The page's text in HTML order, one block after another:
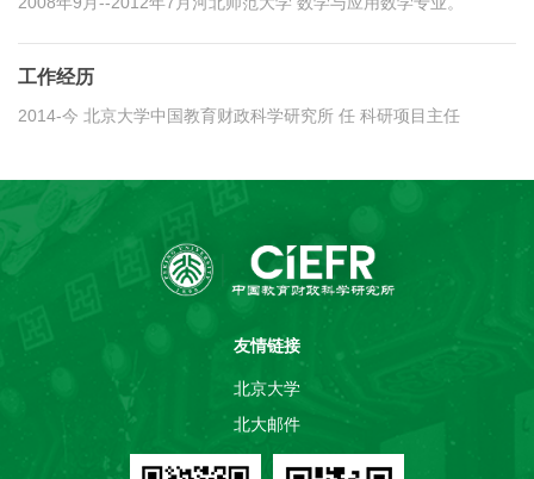
工作经历
2014-今 北京大学中国教育财政科学研究所 任 科研项目主任
友情链接
北京大学
北大邮件